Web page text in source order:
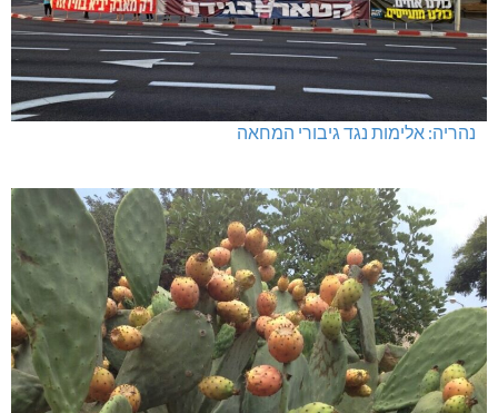
נהריה: אלימות נגד גיבורי המחאה